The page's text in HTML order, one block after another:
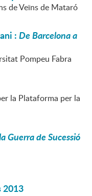
de Veïns de Mataró
:De Barcelona a
Pompeu Fabra
la Plataforma per la
Guerra de Sucessió
2013